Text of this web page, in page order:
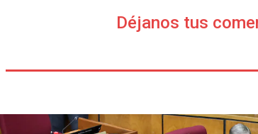
Déjanos tus